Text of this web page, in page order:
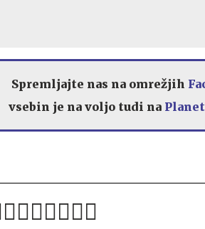
Spremljajte nas na omrežjih
vsebin je na voljo tudi na